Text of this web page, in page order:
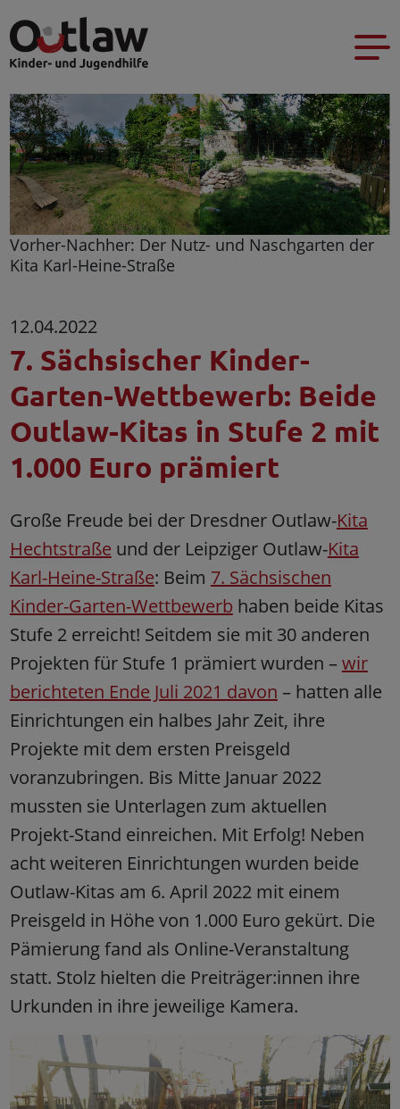
Vorher-Nachher: Der Nutz- und Naschgarten der
Kita Karl-Heine-Straße
12.04.2022
7. Sächsischer Kinder-
Garten-Wettbewerb: Beide
Outlaw-Kitas in Stufe 2 mit
1.000 Euro prämiert
Große Freude bei der Dresdner Outlaw-Kita
Hechtstraße und der Leipziger Outlaw-Kita
Karl-Heine-Straße: Beim 7. Sächsischen
Kinder-Garten-Wettbewerb haben beide Kitas
Stufe 2 erreicht! Seitdem sie mit 30 anderen
Projekten für Stufe 1 prämiert wurden – wir
berichteten Ende Juli 2021 davon – hatten alle
Einrichtungen ein halbes Jahr Zeit, ihre
Projekte mit dem ersten Preisgeld
voranzubringen. Bis Mitte Januar 2022
mussten sie Unterlagen zum aktuellen
Projekt-Stand einreichen. Mit Erfolg! Neben
acht weiteren Einrichtungen wurden beide
Outlaw-Kitas am 6. April 2022 mit einem
Preisgeld in Höhe von 1.000 Euro gekürt. Die
Pämierung fand als Online-Veranstaltung
statt. Stolz hielten die Preiträger:innen ihre
Urkunden in ihre jeweilige Kamera.